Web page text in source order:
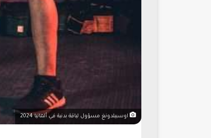
اوسبيلدونغ مسؤول لياقة بدنية في ألمانيا 2024